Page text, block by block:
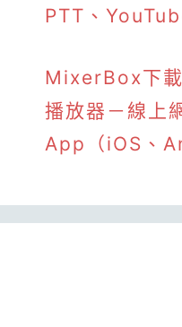
PTT、
MixerBox下
播放器－線上
App（iOS、